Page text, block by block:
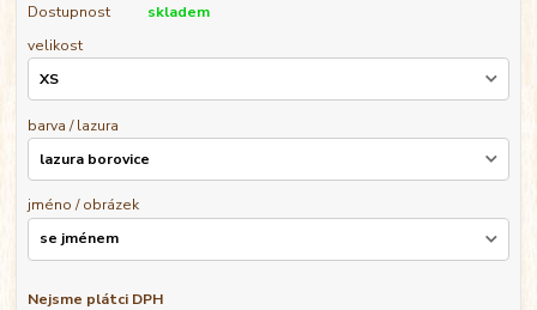
Dostupnost
skladem
velikost
barva / lazura
jméno / obrázek
Nejsme plátci DPH